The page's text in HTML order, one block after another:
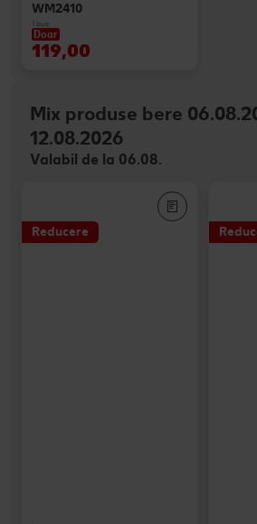
WM2410
1 buc
Doar
119,00
Mix produse bere
12.08.2026
Valabil de la 06.08.
Reducere